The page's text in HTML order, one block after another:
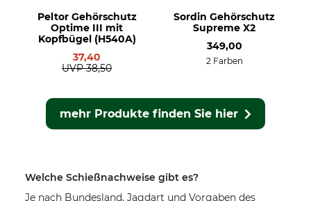
Peltor Gehörschutz
Optime III mit
Kopfbügel (H540A)
37,40
UVP 38,50
Sordin Gehörschutz
Supreme X2
349,00
2 Farben
mehr Produkte finden Sie hier
Welche Schießnachweise gibt es?
Je nach Bundesland, Jagdart und Vorgaben des